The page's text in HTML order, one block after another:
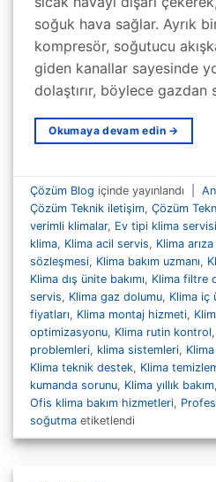
soğuk hava sağlar. Ayrık
kompresör, soğutucu
giden kanallar sayesinde
dolaştırır, böylece gazdan
Okumaya devam edin →
Çözüm Blog içinde yayınlandı
Çözüm Teknik iletişim,Çözüm
verimli klimalar, Ev tipi klima servisi
klima, Klima acil servis, Klima
sözleşmesi, Klima bakım uzmanı,
Klima dış ünite bakımı, Klima filtre
servis, Klima gaz dolumu, Klima iç
fiyatları, Klima montaj hizmeti,
optimizasyonu, Klima rutin kontrol,
problemleri, klima sistemleri,
Klima teknik destek, Klima
kumanda sorunu, Klima yıllık bakım,
Ofis klima bakım hizmetleri,
soğutma etiketlendi